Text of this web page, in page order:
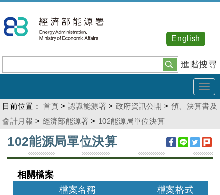
到
主
內
容
進階搜尋
English
目前位置： 首頁 >認識能源署 > 政府資訊公開 > 預、決算書及
會計月報 > 經濟部能源署 > 102能源局單位決算
102能源局單位決算
相關檔案
檔案名稱
檔案格式